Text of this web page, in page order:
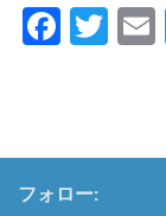
フォロー: